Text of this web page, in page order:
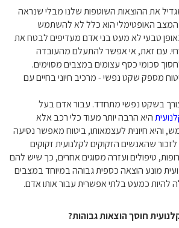
את ההוצאות השוטפות שלנו מבלי שנראה
המצב האופטימלי הוא כלל לא להשתמש
באופן טבעי לא מעט בני אדם מעדיפים לבטח את
עם זאת, אי אפשר להתעלם מהעובדה
סכומי כסף עצומים במצבים מסוימים.
מספק שקט נפשי - מרכיב חיוני בחיים עם
בשקט נפשי מתחדד. עבור אדם בעל
היא הרבה יותר מעוד כלי רכב אלא
והיא חיונית לעצמאותו, ביטוח מאפשר נסיעה
שהאנשים הזקוקים לקלנועית זקוקים
טיפולים ועזרה מסוגים אחרים, כך שיש להם
מונע הוצאה כספית גבוהה במיוחד במצבים
להיות כמעט בלתי אפשרית עבור אותו אדם.
חוסך הוצאות גבוהות?